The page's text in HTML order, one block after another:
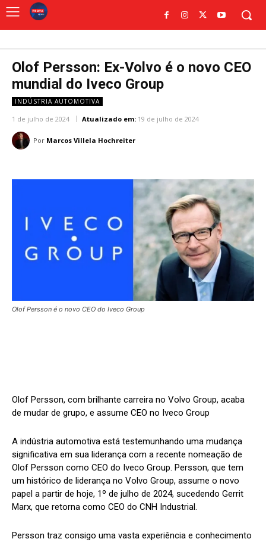
Olof Persson: Ex-Volvo é o novo CEO
mundial do Iveco Group
INDÚSTRIA AUTOMOTIVA
1 de julho de 2024 Atualizado em: 19 de julho de 2024
Por Marcos Villela Hochreiter
Olof Persson é o novo CEO do Iveco Group
Olof Persson, com brilhante carreira no Volvo Group, acaba
de mudar de grupo, e assume CEO no Iveco Group
A indústria automotiva está testemunhando uma mudança
significativa em sua liderança com a recente nomeação de
Olof Persson como CEO do Iveco Group. Persson, que tem
um histórico de liderança no Volvo Group, assume o novo
papel a partir de hoje, 1º de julho de 2024, sucedendo Gerrit
Marx, que retorna como CEO do CNH Industrial.
Persson traz consigo uma vasta experiência e conhecimento